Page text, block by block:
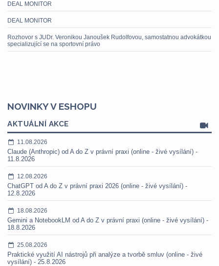
DEAL MONITOR
DEAL MONITOR
Rozhovor s JUDr. Veronikou Janoušek Rudolfovou, samostatnou advokátkou
specializující se na sportovní právo
NOVINKY V ESHOPU
AKTUÁLNÍ AKCE
11.08.2026
Claude (Anthropic) od A do Z v právní praxi (online - živé vysílání) -
11.8.2026
12.08.2026
ChatGPT od A do Z v právní praxi 2026 (online - živé vysílání) -
12.8.2026
18.08.2026
Gemini a NotebookLM od A do Z v právní praxi (online - živé vysílání) -
18.8.2026
25.08.2026
Praktické využití AI nástrojů při analýze a tvorbě smluv (online - živé
vysílání) - 25.8.2026